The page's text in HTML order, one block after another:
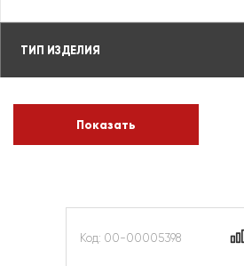
ТИП ИЗДЕЛИЯ
Код: 00-00005398